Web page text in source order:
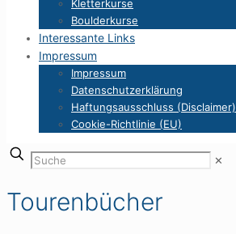
Kletterkurse
Boulderkurse
Interessante Links
Impressum
Impressum
Datenschutzerklärung
Haftungsausschluss (Disclaimer)
Cookie-Richtlinie (EU)
✕
Tourenbücher